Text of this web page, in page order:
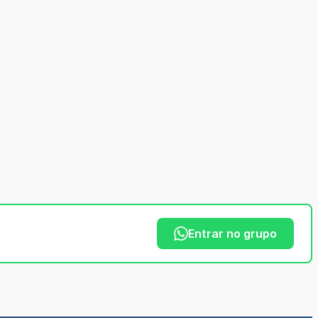
Entrar no grupo